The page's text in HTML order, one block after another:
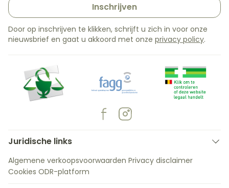
Inschrijven
Door op inschrijven te klikken, schrijft u zich in voor onze
nieuwsbrief en gaat u akkoord met onze privacy policy.
Juridische links
Algemene verkoopsvoorwaarden Privacy disclaimer
Cookies ODR-platform